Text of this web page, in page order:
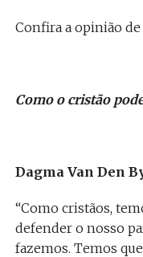
Confira a opinião
Como o cristão
Dagma Van Den
“Como cristãos,
defender o nosso
fazemos. Temos